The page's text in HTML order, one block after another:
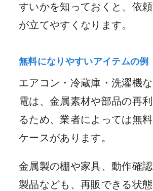
すいかを知っておくと、依
が立てやすくなります。
無料になりやすいアイテムの例
エアコン・冷蔵庫・洗濯機
電は、金属素材や部品の再
るため、業者によっては無
ケースがあります。
金属製の棚や家具、動作確
製品なども、再販できる状